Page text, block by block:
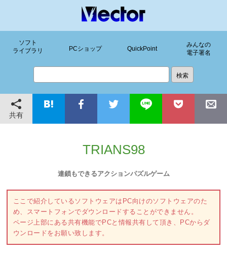
ソフト
ライブラリ
PCショップ QuickPoint
みんなの
電子署名
共有
TRIANS98
連鎖もできるアクションパズルゲーム
ここで紹介しているソフトウェアはPC向けのソフトウェアのた
め、スマートフォンでダウンロードすることができません。
ページ上部にある共有機能でPCと情報共有して頂き、PCからダ
ウンロードをお願い致します。